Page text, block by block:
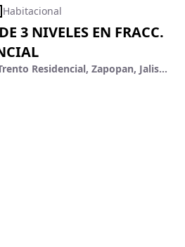
Habitacional
3 NIVELES EN FRACC.
Via Napoles 48 , Fracc. Trento Residencial, Zapopan, Jalisco